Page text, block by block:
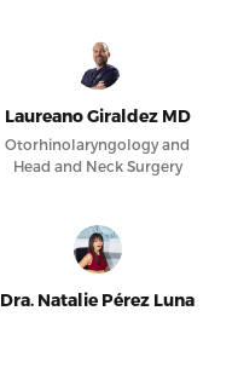
Laureano Giraldez MD
Otorhinolaryngology and
Head and Neck Surgery
Dra. Natalie Pérez Luna